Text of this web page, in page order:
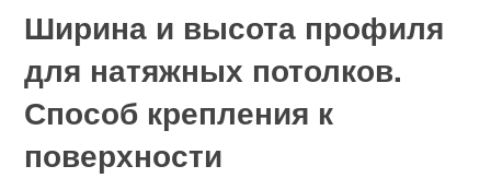
Ширина и высота профиля
для натяжных потолков.
Способ крепления к
поверхности